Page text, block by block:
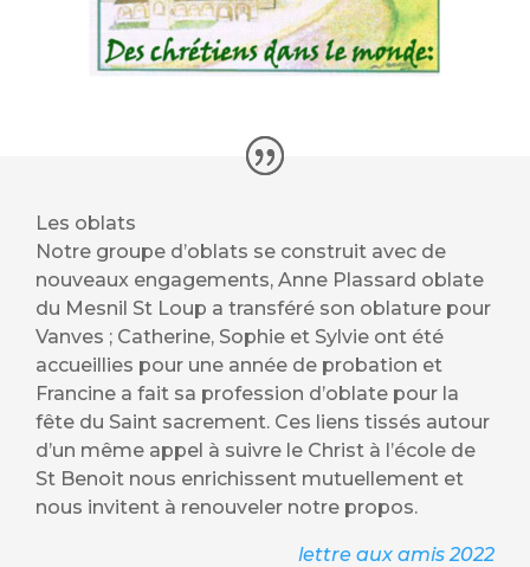
Les oblats
Notre groupe d’oblats se construit avec de
nouveaux engagements, Anne Plassard oblate
du Mesnil St Loup a transféré son oblature pour
Vanves ; Catherine, Sophie et Sylvie ont été
accueillies pour une année de probation et
Francine a fait sa profession d’oblate pour la
fête du Saint sacrement. Ces liens tissés autour
d’un même appel à suivre le Christ à l’école de
St Benoit nous enrichissent mutuellement et
nous invitent à renouveler notre propos.
lettre aux amis 2022